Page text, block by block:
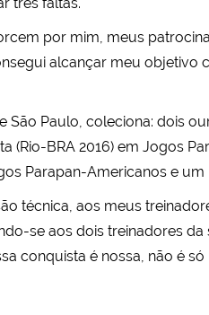
por mim, meus
alcançar meu objetivo
Paulo, coleciona: dois
BRA 2016) em Jogos
Parapan-Americanos e
técnica, aos meus
se aos dois treinadores
conquista é nossa, não é